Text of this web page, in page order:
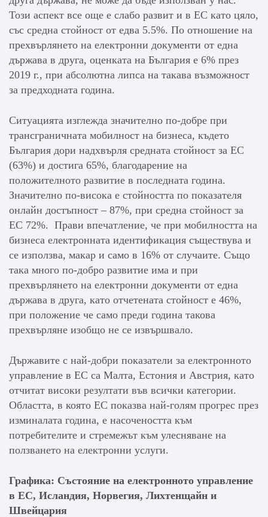
Този аспект все още е слабо развит и в ЕС като цяло,
със средна стойност от едва 5.5%. По отношение на
прехвърлянето на електронни документи от една
държава в друга, оценката на България е 6% през
2019 г., при абсолютна липса на такава възможност
за предходната година.
Ситуацията изглежда значително по-добре при
трансграничната мобилност на бизнеса, където
България дори надхвърля средната стойност за ЕС
(63%) и достига 65%, благодарение на
положителното развитие в последната година.
Значително по-висока е стойността по показателя
онлайн достъпност – 87%, при средна стойност за
ЕС 72%. Прави впечатление, че при мобилността на
бизнеса електронната идентификация съществува и
се използва, макар и само в 16% от случаите. Също
така много по-добро развитие има и при
прехвърлянето на електронни документи от една
държава в друга, като отчетената стойност е 46%,
при положение че само преди година такова
прехвърляне изобщо не се извършвало.
Държавите с най-добри показатели за електронното
управление в ЕС са Малта, Естония и Австрия, като
отчитат високи резултати във всички категории.
Областта, в която ЕС показва най-голям прогрес през
изминалата година, е насочеността към
потребителите и стремежът към улесняване на
ползването на електронни услуги.
Графика: Състояние на електронното управление
в ЕС, Исландия, Норвегия, Лихтенщайн и
Швейцария